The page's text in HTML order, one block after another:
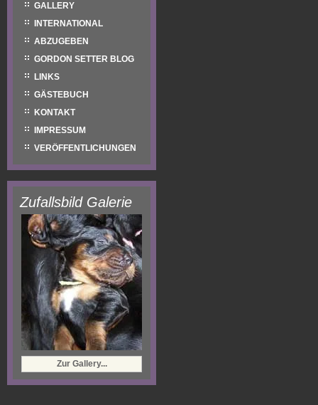
GALLERY
INTERNATIONAL
ABZUGEBEN
GORDON SETTER BLOG
LINKS
GÄSTEBUCH
KONTAKT
IMPRESSUM
VERÖFFENTLICHUNGEN
Zufallsbild Galerie
Zur Gallery...